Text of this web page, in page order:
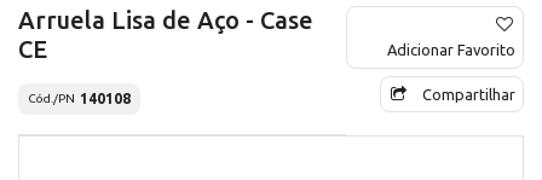
Arruela Lisa de Aço - Case
CE
Cód./PN 140108
Adicionar Favorito
Compartilhar